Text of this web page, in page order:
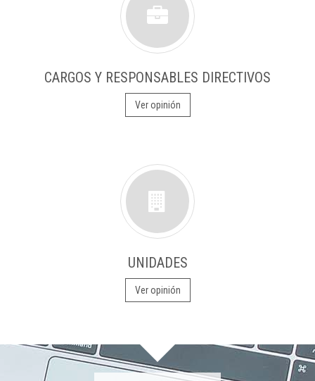
CARGOS Y RESPONSABLES DIRECTIVOS
Ver opinión
UNIDADES
Ver opinión